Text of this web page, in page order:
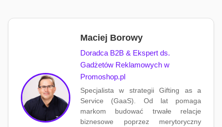
Maciej Borowy
Doradca B2B & Ekspert ds.
Gadżetów Reklamowych w
Promoshop.pl
Specjalista w strategii Gifting as a
Service (GaaS). Od lat pomaga
markom budować trwałe relacje
biznesowe poprzez merytoryczny